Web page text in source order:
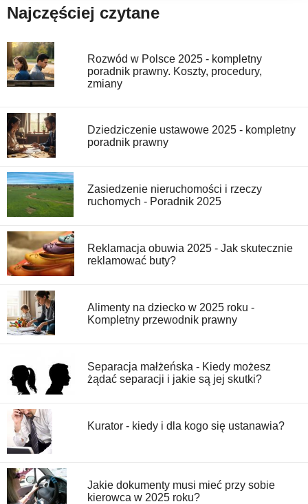
Najczęściej czytane
Rozwód w Polsce 2025 - kompletny
poradnik prawny. Koszty, procedury,
zmiany
Dziedziczenie ustawowe 2025 - kompletny
poradnik prawny
Zasiedzenie nieruchomości i rzeczy
ruchomych - Poradnik 2025
Reklamacja obuwia 2025 - Jak skutecznie
reklamować buty?
Alimenty na dziecko w 2025 roku -
Kompletny przewodnik prawny
Separacja małżeńska - Kiedy możesz
żądać separacji i jakie są jej skutki?
Kurator - kiedy i dla kogo się ustanawia?
Jakie dokumenty musi mieć przy sobie
kierowca w 2025 roku?